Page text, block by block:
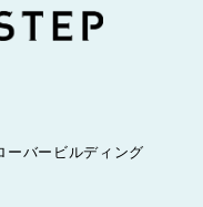
バービルディング